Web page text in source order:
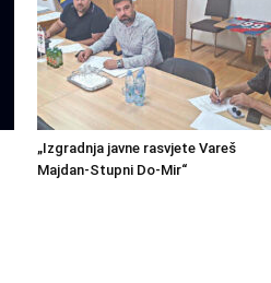
„Izgradnja javne rasvjete Vareš
Majdan-Stupni Do-Mir“